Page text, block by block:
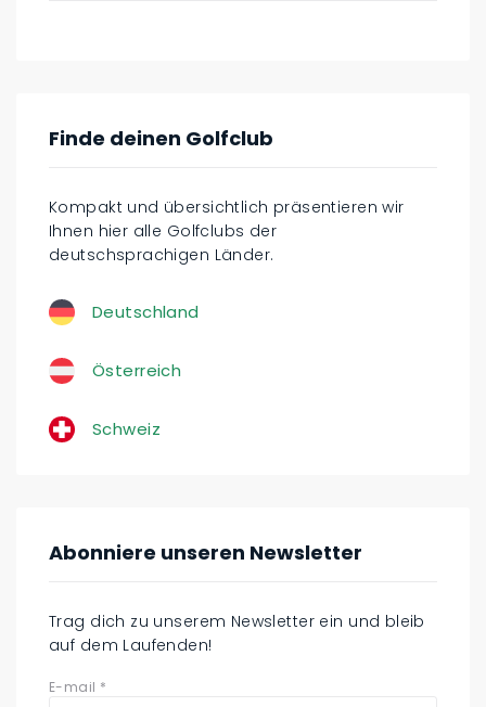
Finde deinen Golfclub
Kompakt und übersichtlich präsentieren wir
Ihnen hier alle Golfclubs der
deutschsprachigen Länder.
Deutschland
Österreich
Schweiz
Abonniere unseren Newsletter
Trag dich zu unserem Newsletter ein und bleib
auf dem Laufenden!
E-mail *